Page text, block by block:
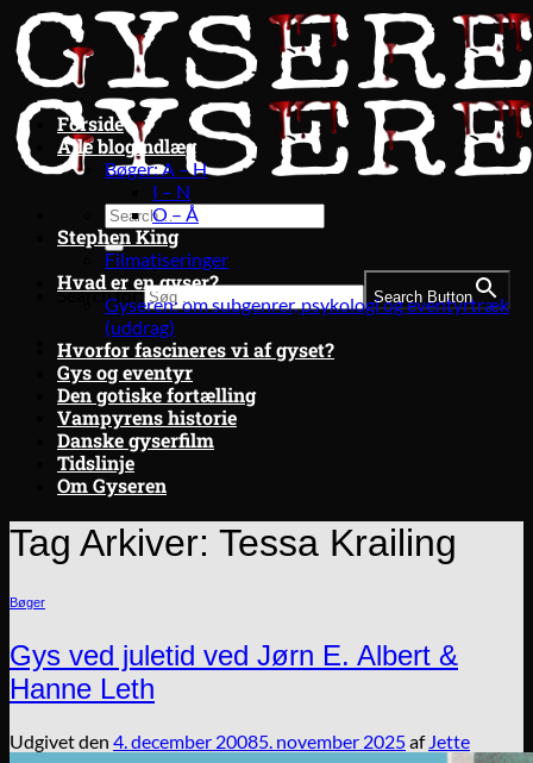
Fortsæt
til
indhold
Search for: Search Button
Forside
Alle blogindlæg
Bøger: A – H
I – N
O – Å
Stephen King
Filmatiseringer
Hvad er en gyser?
Gyseren: om subgenrer, psykologi og eventyrtræk
(uddrag)
Hvorfor fascineres vi af gyset?
Gys og eventyr
Den gotiske fortælling
Vampyrens historie
Danske gyserfilm
Tidslinje
Om Gyseren
Tag Arkiver: Tessa Krailing
Bøger
Gys ved juletid ved Jørn E. Albert &
Hanne Leth
Udgivet den 4. december 20085. november 2025af Jette